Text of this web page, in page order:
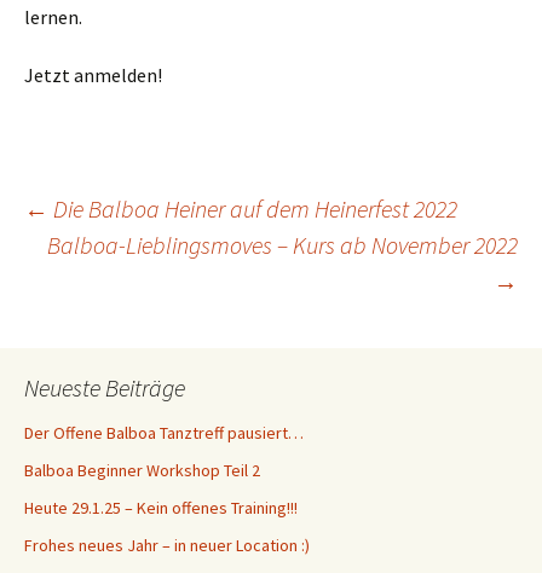
lernen.
Jetzt anmelden!
Beitragsnavigation
← Die Balboa Heiner auf dem Heinerfest 2022
Balboa-Lieblingsmoves – Kurs ab November 2022
→
Neueste Beiträge
Der Offene Balboa Tanztreff pausiert…
Balboa Beginner Workshop Teil 2
Heute 29.1.25 – Kein offenes Training!!!
Frohes neues Jahr – in neuer Location :)